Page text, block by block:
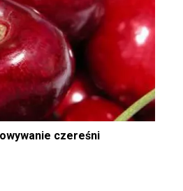
czereśni